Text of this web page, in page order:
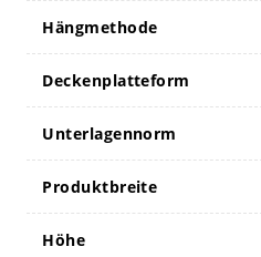
Hängmethode
Deckenplatteform
Unterlagennorm
Produktbreite
Höhe